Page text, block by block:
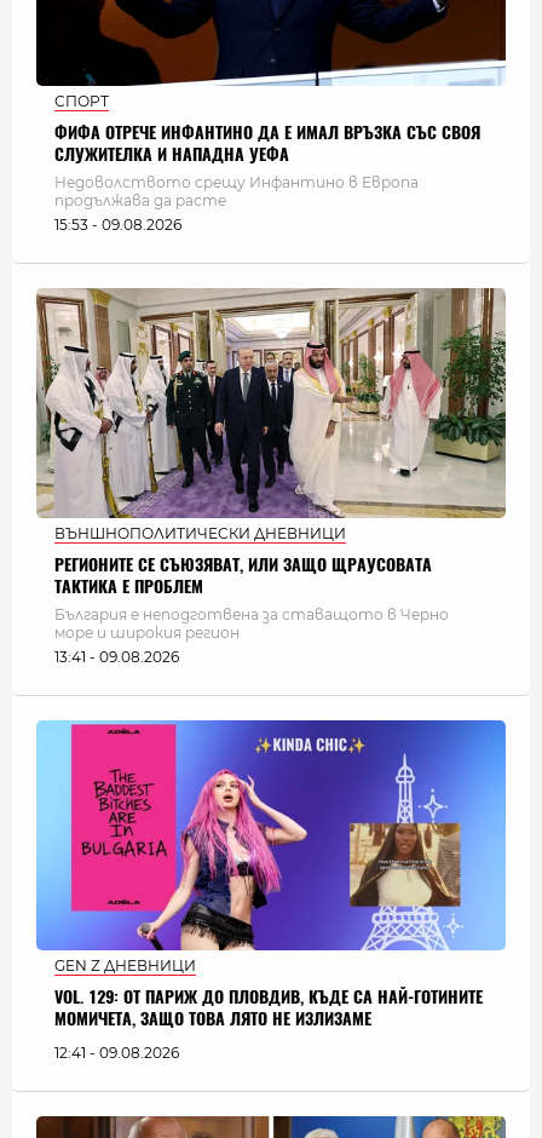
СПОРТ
ФИФА ОТРЕЧЕ ИНФАНТИНО ДА Е ИМАЛ ВРЪЗКА СЪС СВОЯ
СЛУЖИТЕЛКА И НАПАДНА УЕФА
Недоволството срещу Инфантино в Европа
продължава да расте
15:53 - 09.08.2026
ВЪНШНОПОЛИТИЧЕСКИ ДНЕВНИЦИ
РЕГИОНИТЕ СЕ СЪЮЗЯВАТ, ИЛИ ЗАЩО ЩРАУСОВАТА
ТАКТИКА Е ПРОБЛЕМ
България e неподготвена за ставащото в Черно
море и широкия регион
13:41 - 09.08.2026
GEN Z ДНЕВНИЦИ
VOL. 129: ОТ ПАРИЖ ДО ПЛОВДИВ, КЪДЕ СА НАЙ-ГОТИНИТЕ
МОМИЧЕТА, ЗАЩО ТОВА ЛЯТО НЕ ИЗЛИЗАМЕ
12:41 - 09.08.2026